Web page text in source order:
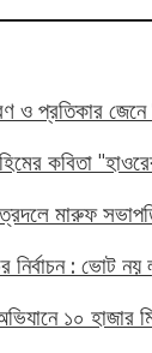
ও প্রতিকার জেনে
কবিতা
মারুফ
নির্বাচন : ভোট
১০ হাজার